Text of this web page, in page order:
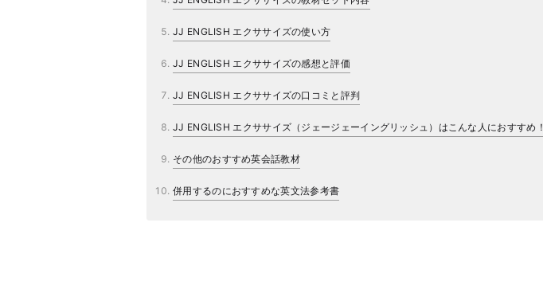
JJ ENGLISH エクササイズの使い方
JJ ENGLISH エクササイズの感想と評価
JJ ENGLISH エクササイズの口コミと評判
JJ ENGLISH エクササイズ（ジェージェーイングリッシュ）はこんな人におすすめ！
その他のおすすめ英会話教材
併用するのにおすすめな英文法参考書